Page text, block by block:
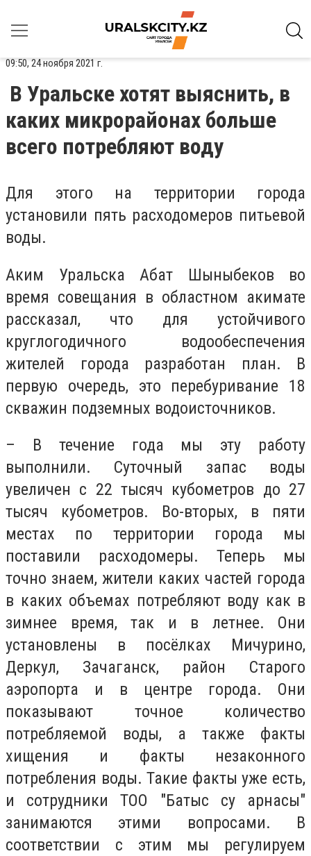
09:50, 24 ноября 2021 г.
В Уральске хотят выяснить, в
каких микрорайонах больше
всего потребляют воду
Для этого на территории города
установили пять расходомеров питьевой
воды.
Аким Уральска Абат Шыныбеков во
время совещания в областном акимате
рассказал, что для устойчивого
круглогодичного водообеспечения
жителей города разработан план. В
первую очередь, это перебуривание 18
скважин подземных водоисточников.
– В течение года мы эту работу
выполнили. Суточный запас воды
увеличен с 22 тысяч кубометров до 27
тысяч кубометров. Во-вторых, в пяти
местах по территории города мы
поставили расходомеры. Теперь мы
точно знаем, жители каких частей города
в каких объемах потребляют воду как в
зимнее время, так и в летнее. Они
установлены в посёлках Мичурино,
Деркул, Зачаганск, район Старого
аэропорта и в центре города. Они
показывают точное количество
потребляемой воды, а также факты
хищения и факты незаконного
потребления воды. Такие факты уже есть,
и сотрудники ТОО "Батыс су арнасы"
занимаются этими вопросами. В
соответствии с этим мы регулируем